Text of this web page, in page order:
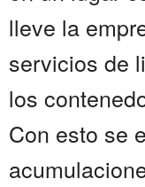
lleve la
servicios de
los
Con esto se